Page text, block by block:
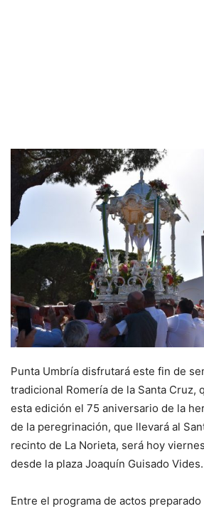
Punta Umbría disfrutará este fin de
tradicional Romería de la Santa Cruz,
esta edición el 75 aniversario de la
de la peregrinación, que llevará al
recinto de La Norieta, será hoy
desde la plaza Joaquín Guisado Vides.
Entre el programa de actos preparado